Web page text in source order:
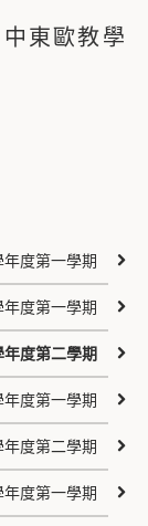
東歐教學
年度第一學期
年度第一學期
年度第二學期
年度第一學期
年度第二學期
年度第一學期